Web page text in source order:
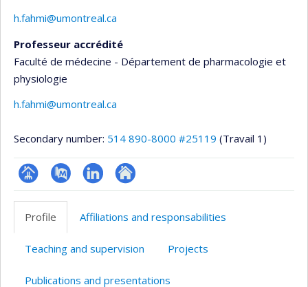
h.fahmi@umontreal.ca
Professeur accrédité
Faculté de médecine - Département de pharmacologie et
physiologie
h.fahmi@umontreal.ca
Secondary number: 514 890-8000 #25119 (Travail 1)
Page
professionnelle
PubMedLinkedInAutre
Profile Affiliations and responsabilities
Teaching and supervision Projects
Publications and presentations